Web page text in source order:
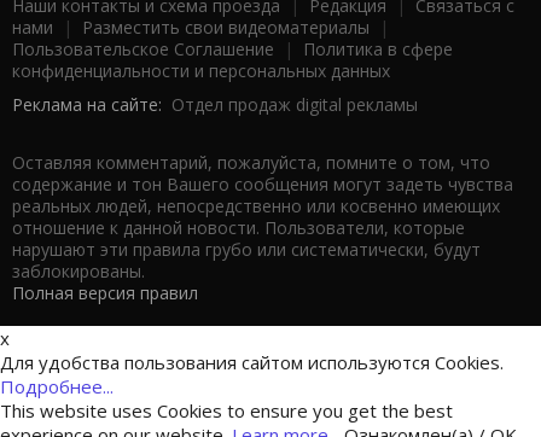
Наши контакты и схема проезда | Редакция | Связаться с
нами | Разместить свои видеоматериалы |
Пользовательское Соглашение |
Политика в сфере
конфиденциальности и персональных данных
Реклама на сайте: Отдел продаж digital рекламы
Оставляя комментарий, пожалуйста, помните о том, что
содержание и тон Вашего сообщения могут задеть чувства
реальных людей, непосредственно или косвенно имеющих
отношение к данной новости. Пользователи, которые
нарушают эти правила грубо или систематически, будут
заблокированы.
Полная версия правил
x
Для удобства пользования сайтом используются Cookies.
Подробнее...
This website uses Cookies to ensure you get the best